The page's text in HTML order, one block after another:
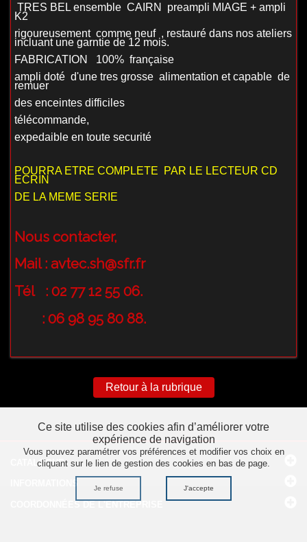
TRES BEL ensemble CAIRN preampli MIAGE + ampli
K2
rigoureusement comme neuf , restauré dans nos ateliers
incluant une garntie de 12 mois.
FABRICATION 100% française
ampli doté d'une tres grosse alimentation et capable de
remuer
des enceintes difficiles
télécommande,
expedaible en toute securité
POURRA ETRE COMPLETE PAR LE LECTEUR CD
ECRIN
DE LA MEME SERIE
Nous contacter,
Mail : avtec.sh@sfr.fr
Tél : 02 77 12 55 06.
: 06 98 95 80 88.
Retour à la rubrique
CATALOGUE
Ce site utilise des cookies afin d’améliorer votre
expérience de navigation
Vous pouvez paramétrer vos préférences et modifier vos choix en
cliquant sur le lien de gestion des cookies en bas de page.
Je refuse J'accepte